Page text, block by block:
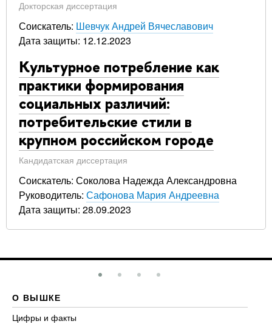
Докторская диссертация
Соискатель: Шевчук Андрей Вячеславович
Дата защиты: 12.12.2023
Культурное потребление как
практики формирования
социальных различий:
потребительские стили в
крупном российском городе
Кандидатская диссертация
Соискатель: Соколова Надежда Александровна
Руководитель: Сафонова Мария Андреевна
Дата защиты: 28.09.2023
О ВЫШКЕ
Цифры и факты